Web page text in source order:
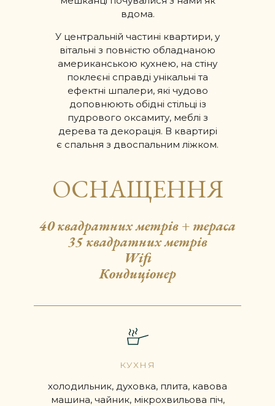
вдома.
У центральній частині квартири, у
вітальні з повністю обладнаною
американською кухнею, на стіну
поклеєні справді унікальні та
ефектні шпалери, які чудово
доповнюють обідні стільці із
пудрового оксамиту, меблі з
дерева та декорація. В квартирі
є спальня з двоспальним ліжком.
ОСНАЩЕННЯ
40 квадратних метрів + тераса
35 квадратних метрів
Wifi
Кондиціонер
КУХНЯ
холодильник, духовка, плита, кавова
машина, чайник, мікрохвильова піч,